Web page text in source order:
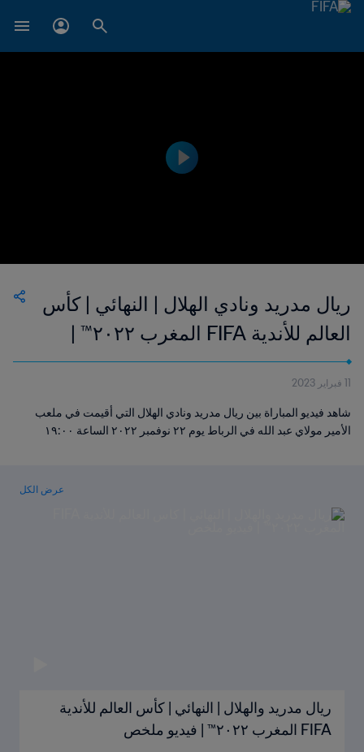
ريال مدريد ونادي الهلال | النهائي | كأس
العالم للأندية FIFA المغرب ٢٠٢٢™ |
إعادة المباراة
11 فبراير 2023
شاهد فيديو المباراة بين ريال مدريد ونادي الهلال التي أقيمت في ملعب
الأمير مولاي عبد الله في الرباط يوم ٢٢ نوفمبر ٢٠٢٢ الساعة ١٩:٠٠
عرض الكل
ريال مدريد والهلال | النهائي | كأس العالم للأندية
FIFA المغرب ٢٠٢٢™ | فيديو ملخص